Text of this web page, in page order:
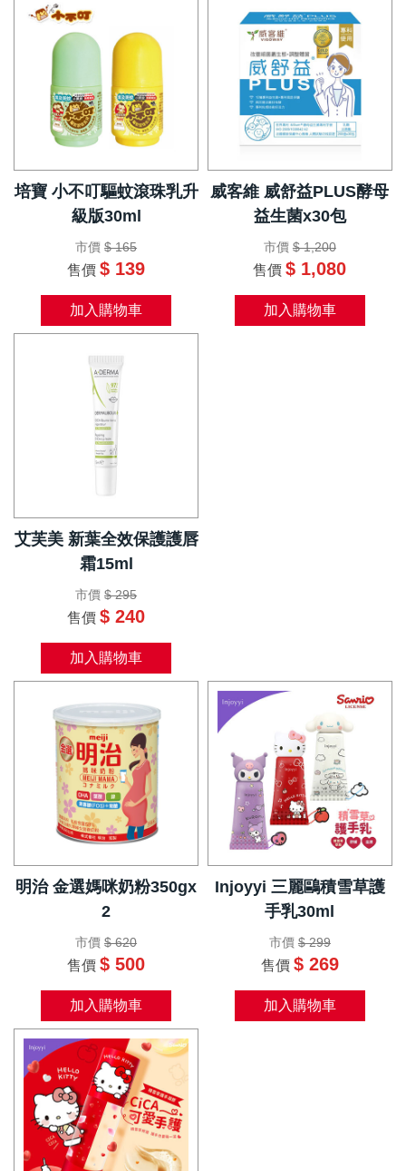
培寶 小不叮驅蚊滾珠乳升
級版30ml
市價 $ 165
售價 $ 139
加入購物車
威客維 威舒益PLUS酵母
益生菌x30包
市價 $ 1,200
售價 $ 1,080
加入購物車
艾芙美 新葉全效保護護唇
霜15ml
市價 $ 295
售價 $ 240
加入購物車
明治 金選媽咪奶粉350gx
2
市價 $ 620
售價 $ 500
加入購物車
Injoyyi 三麗鷗積雪草護
手乳30ml
市價 $ 299
售價 $ 269
加入購物車